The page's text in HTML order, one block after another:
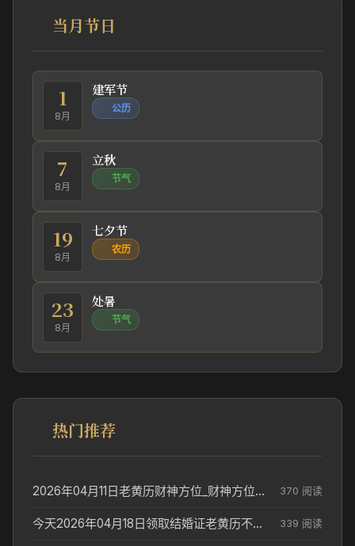
当月节日
1
8月
建军节
公历
7
8月
立秋
节气
19
8月
七夕节
农历
23
8月
处暑
节气
热门推荐
2026年04月11日老黄历财神方位_财神方位与供奉讲究 370 阅读
今天2026年04月18日领取结婚证老黄历不适合吗_领证日期参考 339 阅读